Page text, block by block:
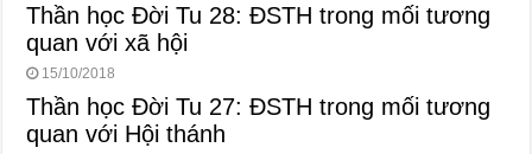
Thần học Đời Tu 28: ĐSTH trong mối tương
quan với xã hội
15/10/2018
Thần học Đời Tu 27: ĐSTH trong mối tương
quan với Hội thánh